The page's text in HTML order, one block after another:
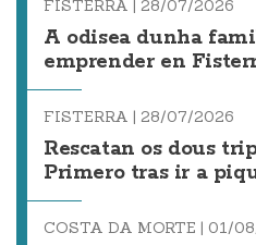
FISTERRA | 28/07/2026
A odisea dunha
emprender en
FISTERRA | 28/07/2026
Rescatan os dous
Primero tras ir a
COSTA DA MORTE | 01/